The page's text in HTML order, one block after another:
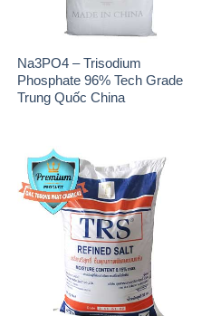
Na3PO4 – Trisodium
Phosphate 96% Tech Grade
Trung Quốc China